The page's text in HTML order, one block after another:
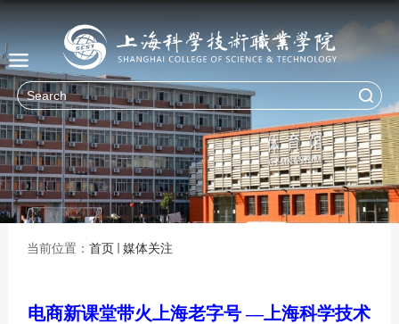
当前位置：首页 媒体关注
电商新课堂带火上海老字号 —上海科学技术